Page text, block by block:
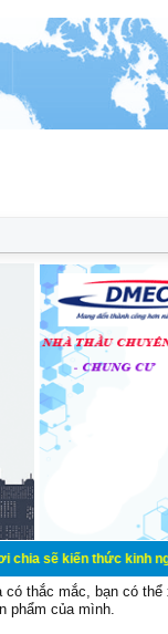
thức kinh nghiệm
có thắc mắc, bạn có
phẩm của mình.